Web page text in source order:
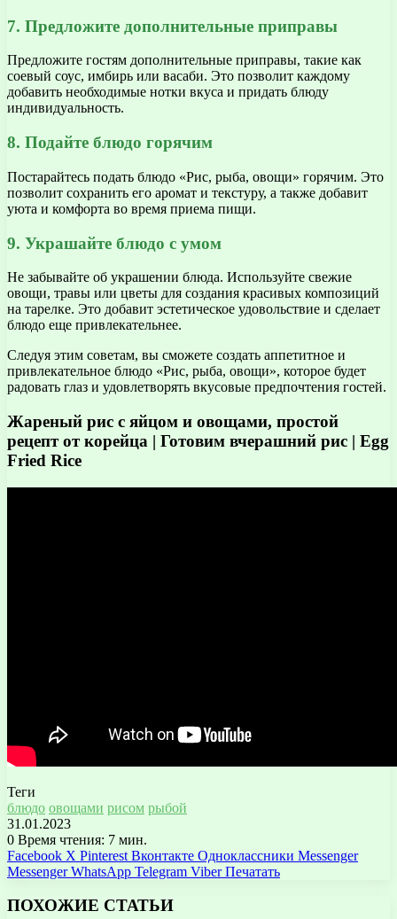
7. Предложите дополнительные приправы
Предложите гостям дополнительные приправы, такие как
соевый соус, имбирь или васаби. Это позволит каждому
добавить необходимые нотки вкуса и придать блюду
индивидуальность.
8. Подайте блюдо горячим
Постарайтесь подать блюдо «Рис, рыба, овощи» горячим. Это
позволит сохранить его аромат и текстуру, а также добавит
уюта и комфорта во время приема пищи.
9. Украшайте блюдо с умом
Не забывайте об украшении блюда. Используйте свежие
овощи, травы или цветы для создания красивых композиций
на тарелке. Это добавит эстетическое удовольствие и сделает
блюдо еще привлекательнее.
Следуя этим советам, вы сможете создать аппетитное и
привлекательное блюдо «Рис, рыба, овощи», которое будет
радовать глаз и удовлетворять вкусовые предпочтения гостей.
Жареный рис с яйцом и овощами, простой
рецепт от корейца | Готовим вчерашний рис | Egg
Fried Rice
Теги
блюдо овощами рисом рыбой
31.01.2023
0 Время чтения: 7 мин.
Facebook X Pinterest Вконтакте Одноклассники Messenger
Messenger WhatsApp Telegram Viber Печатать
ПОХОЖИЕ СТАТЬИ